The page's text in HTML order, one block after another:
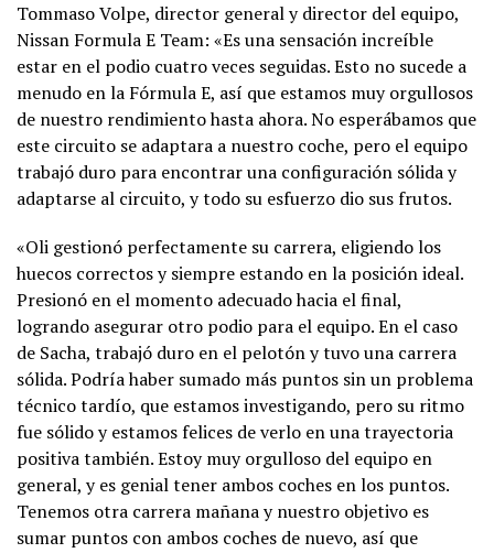
Tommaso Volpe, director general y director del equipo,
Nissan Formula E Team: «Es una sensación increíble
estar en el podio cuatro veces seguidas. Esto no sucede a
menudo en la Fórmula E, así que estamos muy orgullosos
de nuestro rendimiento hasta ahora. No esperábamos que
este circuito se adaptara a nuestro coche, pero el equipo
trabajó duro para encontrar una configuración sólida y
adaptarse al circuito, y todo su esfuerzo dio sus frutos.
«Oli gestionó perfectamente su carrera, eligiendo los
huecos correctos y siempre estando en la posición ideal.
Presionó en el momento adecuado hacia el final,
logrando asegurar otro podio para el equipo. En el caso
de Sacha, trabajó duro en el pelotón y tuvo una carrera
sólida. Podría haber sumado más puntos sin un problema
técnico tardío, que estamos investigando, pero su ritmo
fue sólido y estamos felices de verlo en una trayectoria
positiva también. Estoy muy orgulloso del equipo en
general, y es genial tener ambos coches en los puntos.
Tenemos otra carrera mañana y nuestro objetivo es
sumar puntos con ambos coches de nuevo, así que